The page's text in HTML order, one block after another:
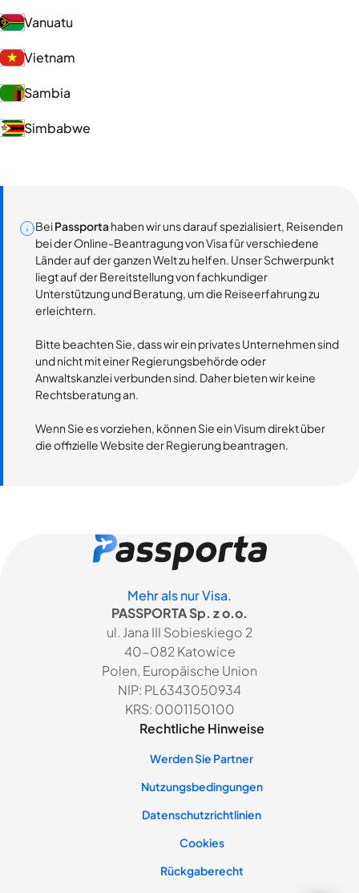
Vanuatu
Vietnam
Sambia
Simbabwe
BeiPassportahaben wir uns darauf spezialisiert, Reisenden
bei der Online-Beantragung von Visa für verschiedene
Länder auf der ganzen Welt zu helfen. Unser Schwerpunkt
liegt auf der Bereitstellung von fachkundiger
Unterstützung und Beratung, um die Reiseerfahrung zu
erleichtern.
Bitte beachten Sie, dass wir ein privates Unternehmen sind
und nicht mit einer Regierungsbehörde oder
Anwaltskanzlei verbunden sind. Daher bieten wir keine
Rechtsberatung an.
Wenn Sie es vorziehen, können Sie ein Visum direkt über
die offizielle Website der Regierung beantragen.
Mehr als nur Visa.
PASSPORTA Sp. z o.o.
ul. Jana III Sobieskiego 2
40-082 Katowice
Polen, Europäische Union
NIP: PL6343050934
KRS: 0001150100
Rechtliche Hinweise
Werden Sie Partner
Nutzungsbedingungen
Datenschutzrichtlinien
Cookies
Rückgaberecht